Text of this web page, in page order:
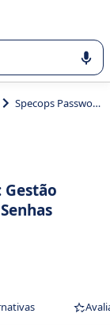
software
Specops Password Policy
Gestão